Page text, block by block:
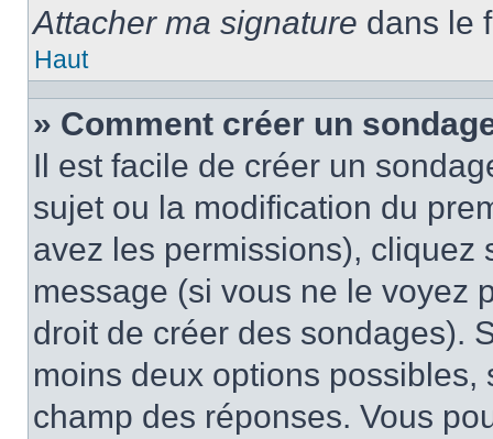
Attacher ma signature dans le
Haut
» Comment créer un
Il est facile de créer un
sujet ou la modification du
avez les permissions), cliquez
message (si vous ne le voyez
droit de créer des sondages).
moins deux options
champ des réponses. Vous